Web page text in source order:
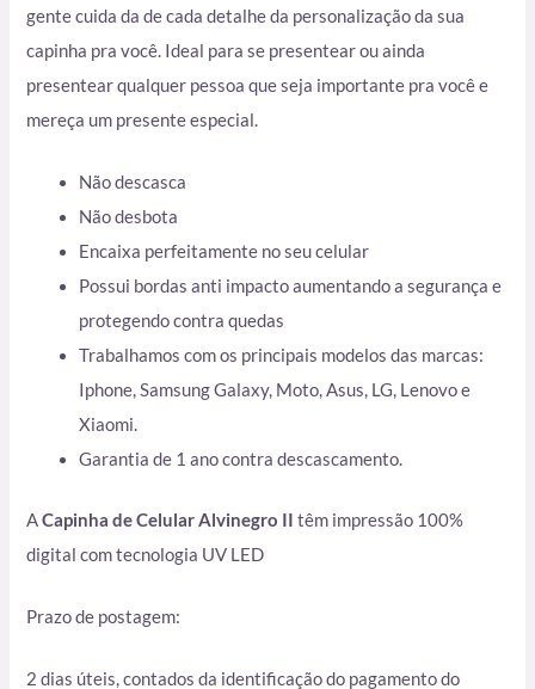
gente cuida da de cada detalhe da personalização da sua
capinha pra você. Ideal para se presentear ou ainda
presentear qualquer pessoa que seja importante pra você e
mereça um presente especial.
Não descasca
Não desbota
Encaixa perfeitamente no seu celular
Possui bordas anti impacto aumentando a segurança e
protegendo contra quedas
Trabalhamos com os principais modelos das marcas:
Iphone, Samsung Galaxy, Moto, Asus, LG, Lenovo e
Xiaomi.
Garantia de 1 ano contra descascamento.
ACapinha de Celular Alvinegro II têm impressão 100%
digital com tecnologia UV LED
Prazo de postagem:
2 dias úteis, contados da identificação do pagamento do